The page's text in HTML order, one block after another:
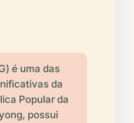
é uma das
da
Popular da
possui